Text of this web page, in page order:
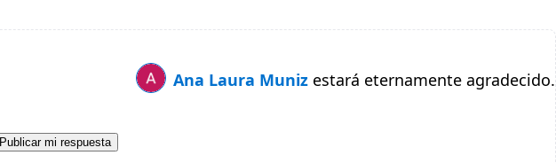
Ana Laura Muniz estará eternamente agradecido.
Publicar mi respuesta